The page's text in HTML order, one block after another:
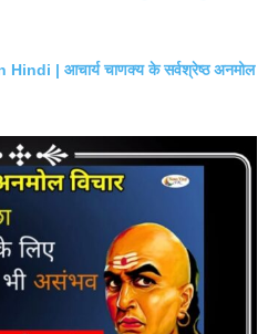
| आचार्य चाणक्य के सर्वश्रेष्ठ अनमोल